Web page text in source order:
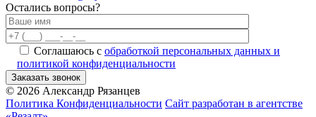
Остались вопросы?
Соглашаюсь с обработкой персональных данных и
политикой конфиденциальности
Заказать звонок
Alternative:
© 2026 Александр Рязанцев
Политика Конфиденциальности Сайт разработан в агентстве